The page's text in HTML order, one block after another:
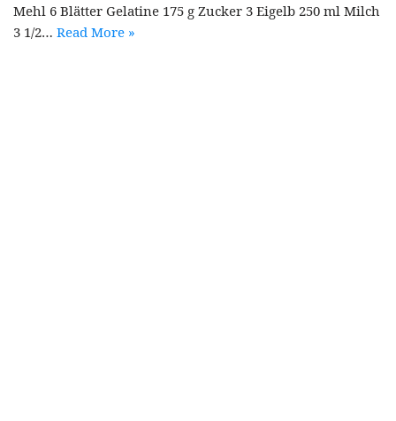
Mehl 6 Blätter Gelatine 175 g Zucker 3 Eigelb 250 ml Milch
3 1/2… Read More »